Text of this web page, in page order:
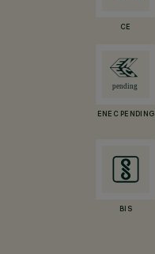
CE
ENEC PENDING
BIS